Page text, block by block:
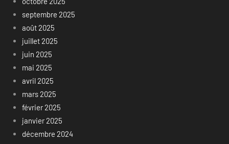
septembre 2025
août 2025
juillet 2025
juin 2025
mai 2025
avril 2025
mars 2025
février 2025
janvier 2025
décembre 2024